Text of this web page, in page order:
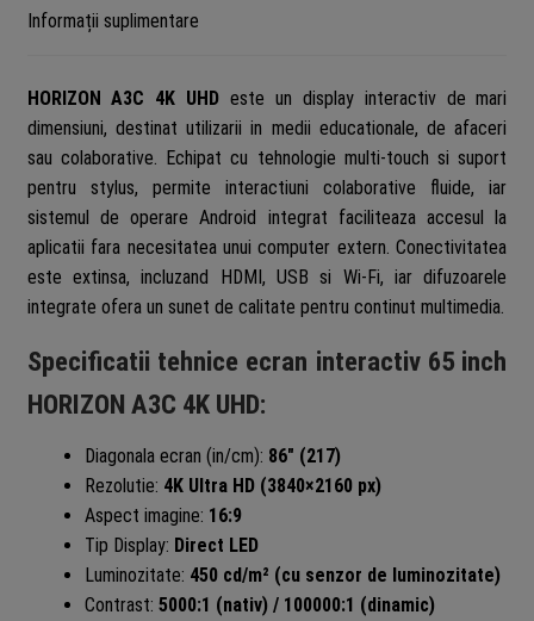
Informații suplimentare
HORIZON A3C 4K UHD este un display interactiv de mari
dimensiuni, destinat utilizarii in medii educationale, de afaceri
sau colaborative. Echipat cu tehnologie multi-touch si suport
pentru stylus, permite interactiuni colaborative fluide, iar
sistemul de operare Android integrat faciliteaza accesul la
aplicatii fara necesitatea unui computer extern. Conectivitatea
este extinsa, incluzand HDMI, USB si Wi-Fi, iar difuzoarele
integrate ofera un sunet de calitate pentru continut multimedia.
Specificatii tehnice ecran interactiv 65 inch
HORIZON A3C 4K UHD:
Diagonala ecran (in/cm): 86″ (217)
Rezolutie: 4K Ultra HD (3840×2160 px)
Aspect imagine: 16:9
Tip Display: Direct LED
Luminozitate: 450 cd/m² (cu senzor de luminozitate)
Contrast: 5000:1 (nativ) / 100000:1 (dinamic)